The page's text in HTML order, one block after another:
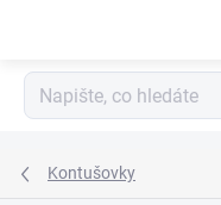
Kontušovky